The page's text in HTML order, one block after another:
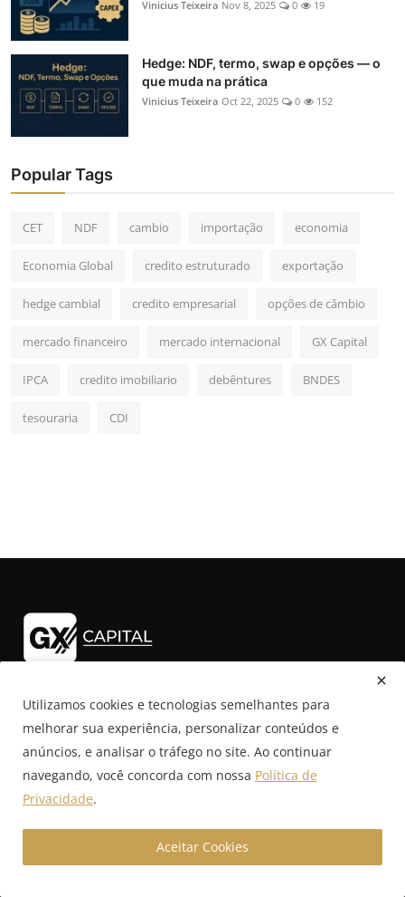
Vinicius Teixeira Nov 8, 2025 0 19
Hedge: NDF, termo, swap e opções — o
que muda na prática
Vinicius Teixeira Oct 22, 2025 0 152
Popular Tags
CET NDF cambio importação economia
Economia Global credito estruturado exportação
hedge cambial credito empresarial opções de câmbio
mercado financeiro mercado internacional GX Capital
IPCA credito imobiliario debêntures BNDES
tesouraria CDI
em câmbio estruturado, crédito empresarial e soluções com
inteligência artificial para empresas que operam em alto
volume. Acesse nosso portal e conecte-se ao futuro das
finanças corporativas com conteúdos estratégicos,
simuladores inteligentes e assessoria especializada.
Utilizamos cookies e tecnologias semelhantes para
melhorar sua experiência, personalizar conteúdos e
anúncios, e analisar o tráfego no site. Ao continuar
navegando, você concorda com nossa Política de
Privacidade.
Aceitar Cookies